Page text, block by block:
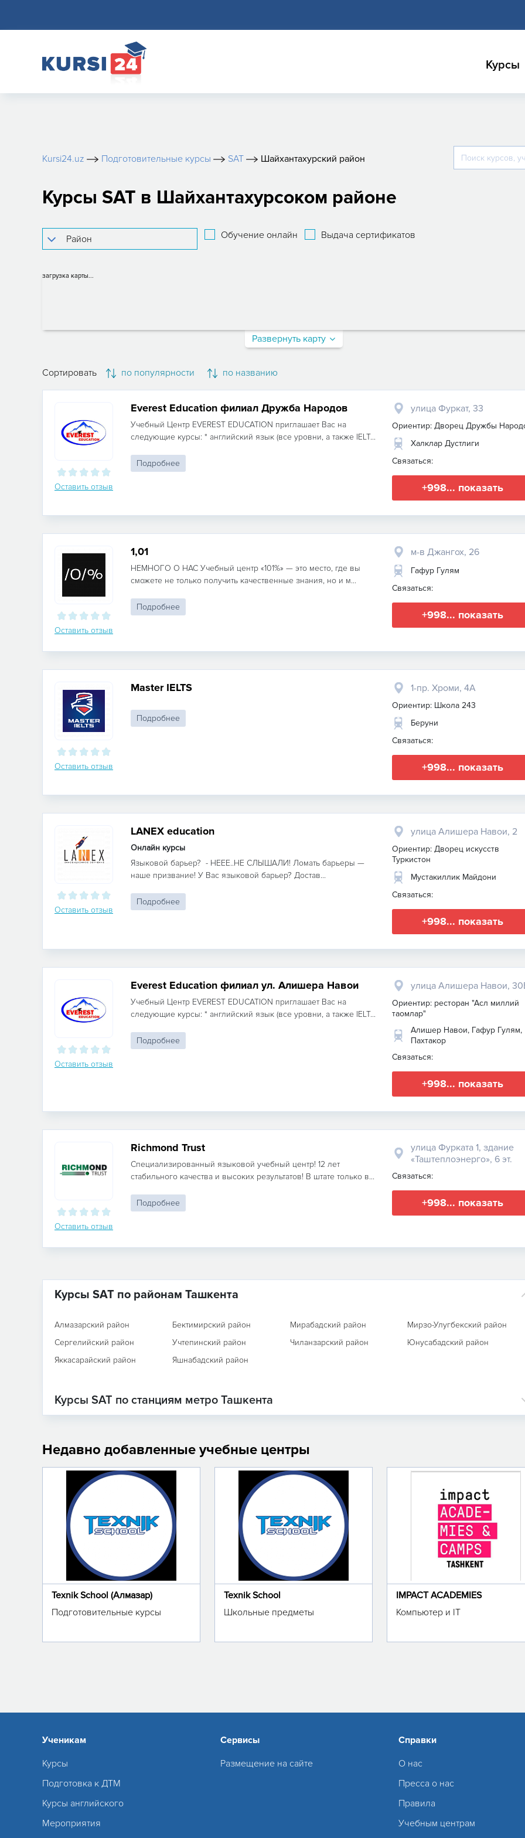
Курсы
Kursi24.uz Подготовительные курсы SAT Шайхантахурский район
Курсы SAT в Шайхантахурсоком районе
Обучение онлайн Выдача сертификатов
загрузка карты...
Развернуть карту
Сортировать по популярности по названию
Оставить отзыв
Everest Education филиал Дружба Народов
Учебный Центр EVEREST EDUCATION приглашает Вас на
следующие курсы: * английский язык (все уровни, а также IELT...
Подробнее
улица Фуркат, 33
Ориентир: Дворец Дружбы
Халклар Дустлиги
Связаться:
+998... показать
Оставить отзыв
1,01
НЕМНОГО О НАС Учебный центр «101%» — это место, где вы
сможете не только получить качественные знания, но и м...
Подробнее
м-в Джангох, 26
Гафур Гулям
Связаться:
+998... показать
Оставить отзыв
Master IELTS
Подробнее
1-пр. Хроми, 4А
Ориентир: Школа 243
Беруни
Связаться:
+998... показать
Оставить отзыв
LANEX education
Онлайн курсы
Языковой барьер? - НЕЕЕ..НЕ СЛЫШАЛИ! Ломать барьеры —
наше призвание! У Вас языковой барьер? Достав...
Подробнее
улица Алишера Навои, 2
Ориентир: Дворец искусств
Туркистон
Мустакиллик Майдони
Связаться:
+998... показать
Оставить отзыв
Everest Education филиал ул. Алишера Навои
Учебный Центр EVEREST EDUCATION приглашает Вас на
следующие курсы: * английский язык (все уровни, а также IELT...
Подробнее
улица Алишера Навои,
Ориентир: ресторан "Асл миллий
таомлар"
Алишер Навои, Гафур Гулям,
Пахтакор
Связаться:
+998... показать
Оставить отзыв
Richmond Trust
Специализированный языковой учебный центр! 12 лет
стабильного качества и высоких результатов! В штате только в...
Подробнее
улица Фурката 1, здание
«Таштеплоэнерго», 6 эт.
Связаться:
+998... показать
Курсы SAT по районам Ташкента
Алмазарский район Бектимирский район Мирабадский район
Мирзо-Улугбекский район
Сергелийский район
Учтепинский район Чиланзарский район
Юнусабадский район
Яккасарайский район
Яшнабадский район
Курсы SAT по станциям метро Ташкента
Недавно добавленные учебные центры
Texnik School (Алмазар)
Подготовительные курсы
Texnik School
Школьные предметы
IMPACT ACADEMIES
Компьютер и IT
Ученикам
Курсы
Подготовка к ДТМ
Курсы английского
Мероприятия
Сервисы
Размещение на сайте
Справки
О нас
Пресса о нас
Правила
Учебным центрам